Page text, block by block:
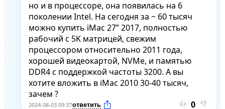
но и в процессоре, она появилась на 6
поколении Intel. На сегодня за ~ 60 тысяч
можно купить iMac 27” 2017, полностью
рабочий с 5K матрицей, свежим
процессором относительно 2011 года,
хорошей видеокартой, NVMe, и памятью
DDR4 с поддержкой частоты 3200. А вы
хотите вложить в iMac 2010 30-40 тысяч,
зачем ?
2024-08-03 09:37 👍 👎